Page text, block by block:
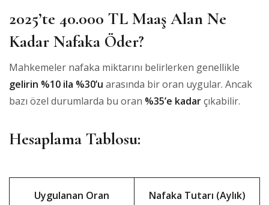
2025’te 40.000 TL Maaş Alan Ne
Kadar Nafaka Öder?
Mahkemeler nafaka miktarını belirlerken genellikle
gelirin %10 ila %30’u arasında bir oran uygular. Ancak
bazı özel durumlarda bu oran %35’e kadarçıkabilir.
Hesaplama Tablosu:
Uygulanan Oran Nafaka Tutarı (Aylık)